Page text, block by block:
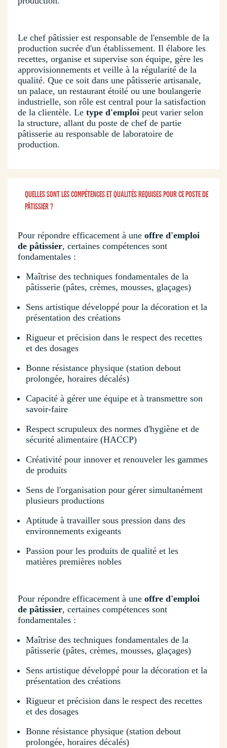
Le chef pâtissier est responsable de l'ensemble de la
production sucrée d'un établissement. Il élabore les
recettes, organise et supervise son équipe, gère les
approvisionnements et veille à la régularité de la
qualité. Que ce soit dans une pâtisserie artisanale,
un palace, un restaurant étoilé ou une boulangerie
industrielle, son rôle est central pour la satisfaction
de la clientèle. Le type d'emploi peut varier selon
la structure, allant du poste de chef de partie
pâtisserie au responsable de laboratoire de
production.
QUELLES SONT LES COMPÉTENCES ET QUALITÉS REQUISES POUR CE POSTE DE
PÂTISSIER ?
Pour répondre efficacement à une offre d'emploi
de pâtissier, certaines compétences sont
fondamentales :
Maîtrise des techniques fondamentales de la
pâtisserie (pâtes, crèmes, mousses, glaçages)
Sens artistique développé pour la décoration et la
présentation des créations
Rigueur et précision dans le respect des recettes
et des dosages
Bonne résistance physique (station debout
prolongée, horaires décalés)
Capacité à gérer une équipe et à transmettre son
savoir-faire
Respect scrupuleux des normes d'hygiène et de
sécurité alimentaire (HACCP)
Créativité pour innover et renouveler les gammes
de produits
Sens de l'organisation pour gérer simultanément
plusieurs productions
Aptitude à travailler sous pression dans des
environnements exigeants
Passion pour les produits de qualité et les
matières premières nobles
Pour répondre efficacement à une offre d'emploi
de pâtissier, certaines compétences sont
fondamentales :
Maîtrise des techniques fondamentales de la
pâtisserie (pâtes, crèmes, mousses, glaçages)
Sens artistique développé pour la décoration et la
présentation des créations
Rigueur et précision dans le respect des recettes
et des dosages
Bonne résistance physique (station debout
prolongée, horaires décalés)